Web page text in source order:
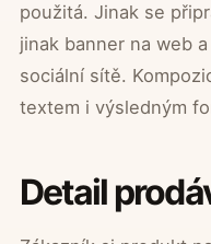
použitá. Jinak se
jinak banner na web
sociální sítě.
textem i výsledným
Detail